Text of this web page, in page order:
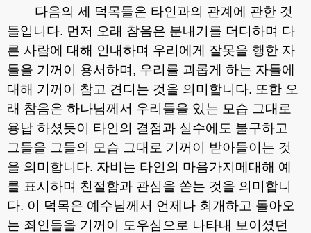
다음의 세 덕목들은 타인과의 관계에 관한 것
들입니다. 먼저 오래 참음은 분내기를 더디하며 다
른 사람에 대해 인내하며 우리에게 잘못을 행한 자
들을 기꺼이 용서하며 , 우리를 괴롭게 하는 자들에
대해 기꺼이 참고 견디는 것을 의미합니다. 또한 오
래 참음은 하나님께서 우리들을 있는 모습 그대로
용납 하셨듯이 타인의 결점과 실수에도 불구하고
그들을 그들의 모습 그대로 기꺼이 받아들이는 것
을 의미합니다. 자비는 타인의 마음가지메대해 예
를 표시하며 친절함과 관심을 쏟는 것을 의미합니
다. 이 덕목은 예수님께서 언제나 회개하고 돌아오
는 죄인들을 기꺼이 도우심으로 나타내 보이셨던